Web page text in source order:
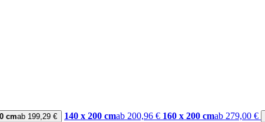
cmab 199,29 € 140 x 200 cmab 200,96 € 160 x 200 cmab 279,00 €